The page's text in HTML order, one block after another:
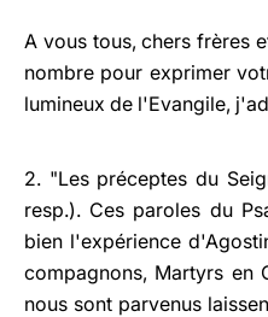
A vous tous, chers frères
nombre pour exprimer
lumineux de l'Evangile,
2. "Les préceptes du
resp.). Ces paroles du
bien l'expérience
compagnons, Martyrs en
nous sont parvenus